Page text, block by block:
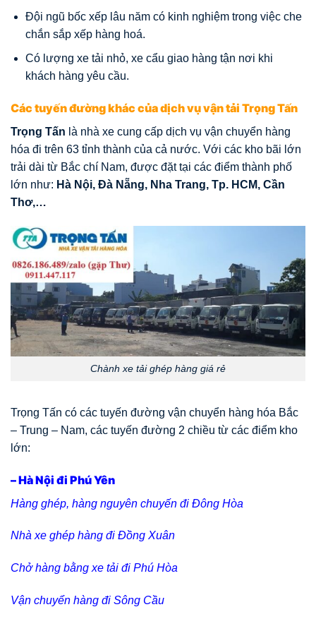
Đội ngũ bốc xếp lâu năm có kinh nghiệm trong việc che
chắn sắp xếp hàng hoá.
Có lượng xe tải nhỏ, xe cẩu giao hàng tận nơi khi
khách hàng yêu cầu.
Các tuyến đường khác của dịch vụ vận tải Trọng Tấn
Trọng Tấn là nhà xe cung cấp dịch vụ vận chuyển hàng
hóa đi trên 63 tỉnh thành của cả nước. Với các kho bãi lớn
trải dài từ Bắc chí Nam, được đặt tại các điểm thành phố
lớn như: Hà Nội, Đà Nẵng, Nha Trang, Tp. HCM, Cần
Thơ,…
Chành xe tải ghép hàng giá rẻ
Trọng Tấn có các tuyến đường vận chuyển hàng hóa Bắc
– Trung – Nam, các tuyến đường 2 chiều từ các điểm kho
lớn:
– Hà Nội đi Phú Yên
Hàng ghép, hàng nguyên chuyến đi Đông Hòa
Nhà xe ghép hàng đi Đồng Xuân
Chở hàng bằng xe tải đi Phú Hòa
Vận chuyển hàng đi Sông Cầu